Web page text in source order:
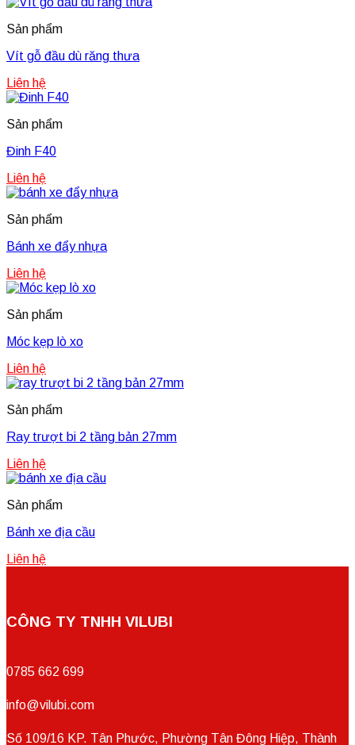
Sản phẩm
Vít gỗ đầu dù răng thưa
Liên hệ
Sản phẩm
Đinh F40
Liên hệ
Sản phẩm
Bánh xe đẩy nhựa
Liên hệ
Sản phẩm
Móc kẹp lò xo
Liên hệ
Sản phẩm
Ray trượt bi 2 tầng bản 27mm
Liên hệ
Sản phẩm
Bánh xe địa cầu
Liên hệ
CÔNG TY TNHH VILUBI
0785 662 699
info@vilubi.com
Số 109/16 KP. Tân Phước, Phường Tân Đông Hiệp, Thành